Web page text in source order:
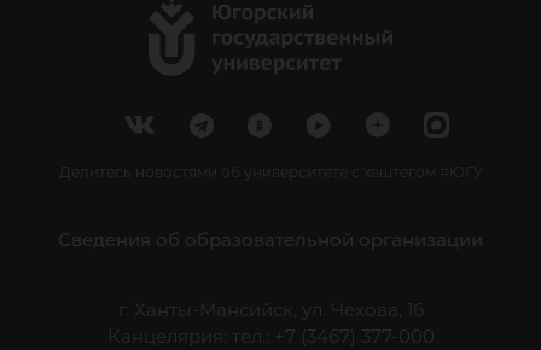
Делитесь новостями об университете с хештегом #ЮГУ
Сведения об образовательной организации
г. Ханты-Мансийск, ул. Чехова, 16
Канцелярия: тел.: +7 (3467) 377-000